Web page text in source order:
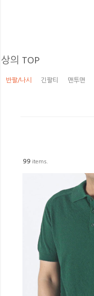
상의 TOP
반팔/나시 긴팔티 맨투맨
99 items.